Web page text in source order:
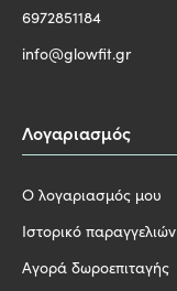
6972851184
info@glowfit.gr
Λογαριασμός
Ο λογαριασμός μου
Ιστορικό παραγγελιών
Αγορά δωροεπιταγής